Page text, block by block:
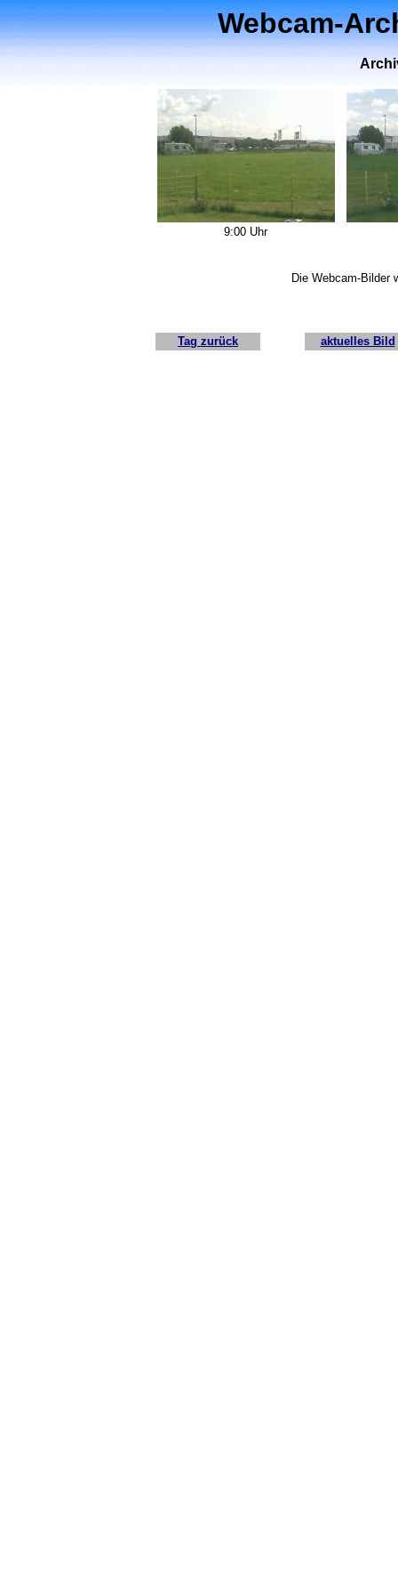
Webcam-
9:00 Uhr
Die Webcam-Bilder
Tag zurück aktuelles Bild